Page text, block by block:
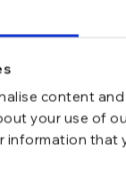
content
your use of
information that